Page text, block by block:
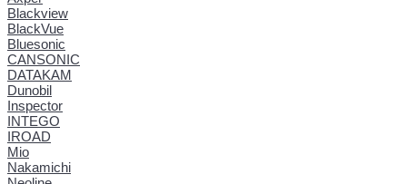
Blackview
BlackVue
Bluesonic
CANSONIC
DATAKAM
Dunobil
Inspector
INTEGO
IROAD
Mio
Nakamichi